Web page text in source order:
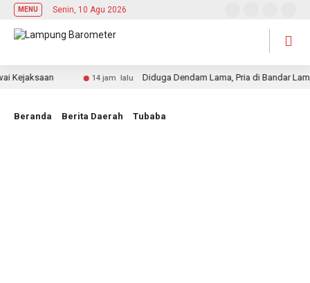
MENU Senin, 10 Agu 2026
14 jam lalu Diduga Dendam Lama, Pria di Bandar
Beranda Berita Daerah Tubaba